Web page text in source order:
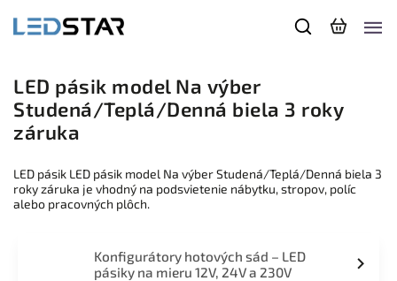
LED pásik model Na výber
Studená/Teplá/Denná biela 3 roky
záruka
LED pásik LED pásik model Na výber Studená/Teplá/Denná biela 3
roky záruka je vhodný na podsvietenie nábytku, stropov, políc
alebo pracovných plôch.
Konfigurátory hotových sád – LED
pásiky na mieru 12V, 24V a 230V